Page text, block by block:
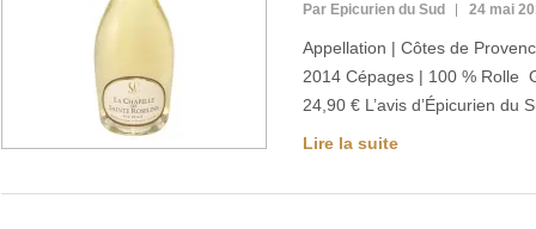
Par Epicurien du Sud 24 mai
Appellation | Côtes de
2014 Cépages | 100 % Rolle
24,90 € L’avis d’Épicurien du
Lire la suite